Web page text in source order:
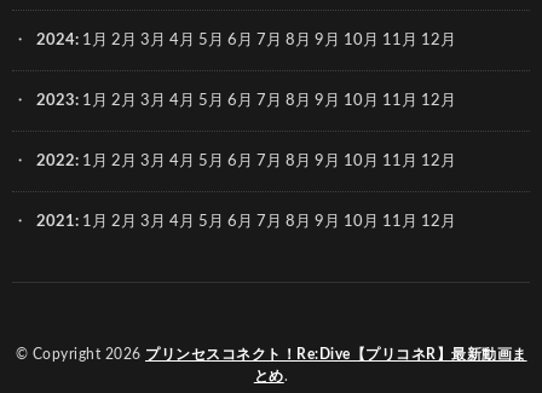
2024: 1月 2月 3月 4月 5月 6月 7月 8月 9月 10月 11月 12月
2023: 1月 2月 3月 4月 5月 6月 7月 8月 9月 10月 11月 12月
2022: 1月 2月 3月 4月 5月 6月 7月 8月 9月 10月 11月 12月
2021: 1月 2月 3月 4月 5月 6月 7月 8月 9月 10月 11月 12月
© Copyright 2026 プリンセスコネクト！Re:Dive【プリコネR】最新動画ま
とめ.